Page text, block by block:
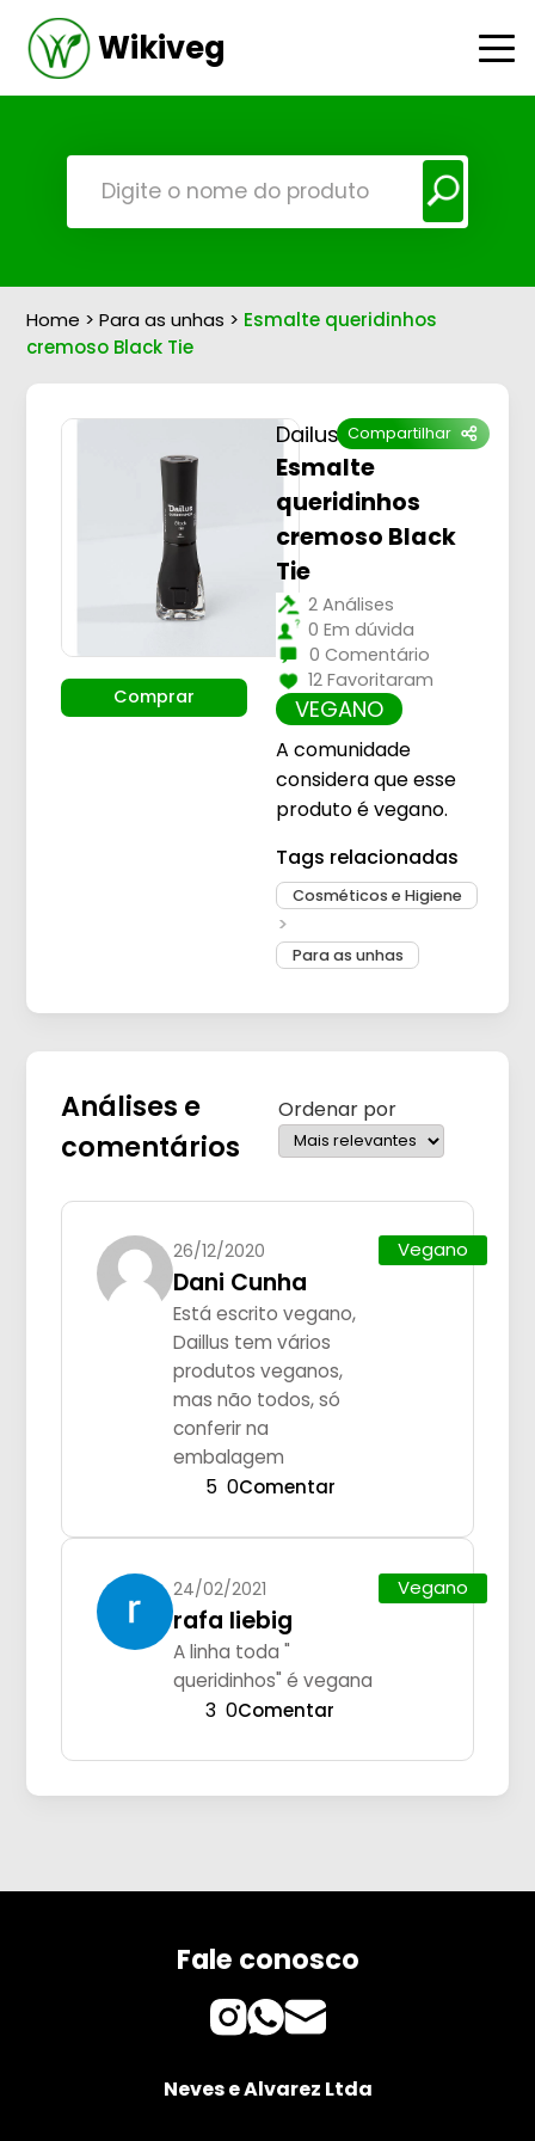
Wikiveg
Home >Para as unhas > Esmalte queridinhos
cremoso Black Tie
Compartilhar
Comprar
Dailus
Esmalte
queridinhos
cremoso Black
Tie
2 Análises
0 Em dúvida
0 Comentário
12 Favoritaram
VEGANO
A comunidade
considera que esse
produto é vegano.
Tags relacionadas
Cosméticos e Higiene
Para as unhas
Análises e
comentários
Ordenar por
26/12/2020
Dani Cunha
Está escrito vegano,
Daillus tem vários
produtos veganos,
mas não todos, só
conferir na
embalagem
Vegano
5 0Comentar
24/02/2021
rafa liebig
A linha toda "
queridinhos" é vegana
Vegano
3 0Comentar
Fale conosco
Neves e Alvarez Ltda